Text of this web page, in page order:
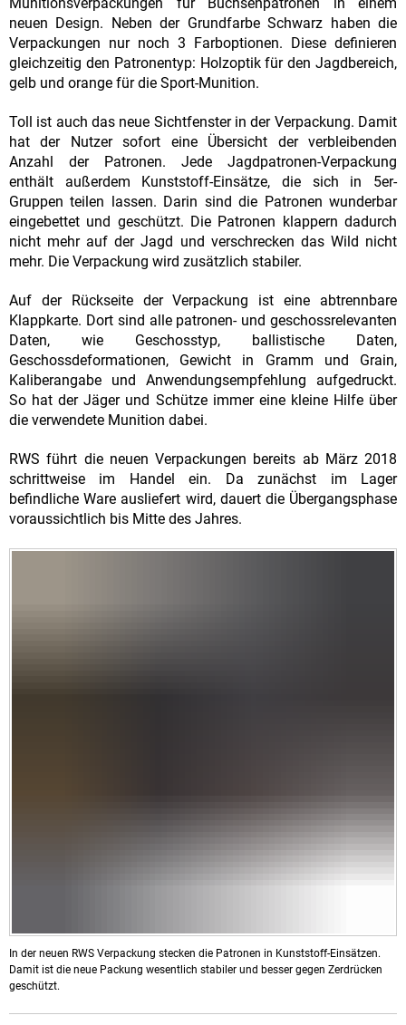
neuen Design. Neben der Grundfarbe Schwarz haben die
Verpackungen nur noch 3 Farboptionen. Diese definieren
gleichzeitig den Patronentyp: Holzoptik für den Jagdbereich,
gelb und orange für die Sport-Munition.
Toll ist auch das neue Sichtfenster in der Verpackung. Damit
hat der Nutzer sofort eine Übersicht der verbleibenden
Anzahl der Patronen. Jede Jagdpatronen-Verpackung
enthält außerdem Kunststoff-Einsätze, die sich in 5er-
Gruppen teilen lassen. Darin sind die Patronen wunderbar
eingebettet und geschützt. Die Patronen klappern dadurch
nicht mehr auf der Jagd und verschrecken das Wild nicht
mehr. Die Verpackung wird zusätzlich stabiler.
Auf der Rückseite der Verpackung ist eine abtrennbare
Klappkarte. Dort sind alle patronen- und geschossrelevanten
Daten, wie Geschosstyp, ballistische Daten,
Geschossdeformationen, Gewicht in Gramm und Grain,
Kaliberangabe und Anwendungsempfehlung aufgedruckt.
So hat der Jäger und Schütze immer eine kleine Hilfe über
die verwendete Munition dabei.
RWS führt die neuen Verpackungen bereits ab März 2018
schrittweise im Handel ein. Da zunächst im Lager
befindliche Ware ausliefert wird, dauert die Übergangsphase
voraussichtlich bis Mitte des Jahres.
In der neuen RWS Verpackung stecken die Patronen in Kunststoff-Einsätzen.
Damit ist die neue Packung wesentlich stabiler und besser gegen Zerdrücken
geschützt.